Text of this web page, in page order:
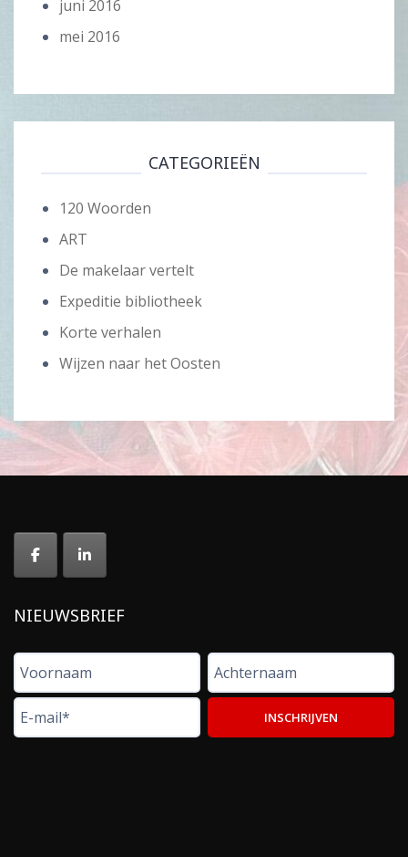
juni 2016
mei 2016
CATEGORIEËN
120 Woorden
ART
De makelaar vertelt
Expeditie bibliotheek
Korte verhalen
Wijzen naar het Oosten
NIEUWSBRIEF